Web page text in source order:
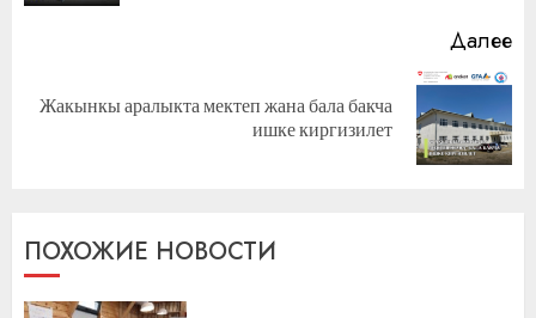
Далее
Следующая
Жакынкы аралыкта мектеп жана бала бакча
ишке киргизилет
ПОХОЖИЕ НОВОСТИ